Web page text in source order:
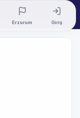
Erzurum Giriş